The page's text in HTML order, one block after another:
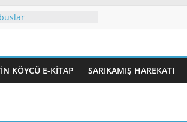
edi-YORUM.
KÖYCÜ E-KITAP SARIKAMIŞ HAREKATI